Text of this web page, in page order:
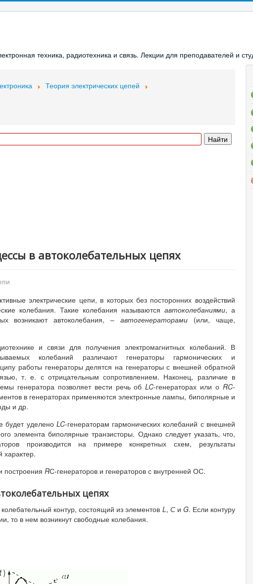
техника, радиотехника и связь. Лекции для преподавателей и
Теория электрических цепей
в автоколебательных цепях
электрические цепи, в которых без посторонних воздействий
колебания. Такие колебания называются автоколебаниями, а
возникают автоколебания, –автогенераторами (или, чаще,
и связи для получения электромагнитных колебаний. В
колебаний различают генераторы гармонических и
работы генераторы делятся на генераторы с внешней обратной
т. е. с отрицательным сопротивлением. Наконец, различие в
генератора позволяет вести речь обLC-генераторах или о RC-
в генераторах применяются электронные лампы, биполярные и
и др.
будет уделено LC-генераторам гармонических колебаний с внешней
элемента биполярные транзисторы. Однако следует указать, что,
производится на примере конкретных схем, результаты
характер.
построения RС-генераторов и генераторов с внутренней ОС.
цепях
контур, состоящий из элементов L, Си G. Если контуру
то в нем возникнут свободные колебания.